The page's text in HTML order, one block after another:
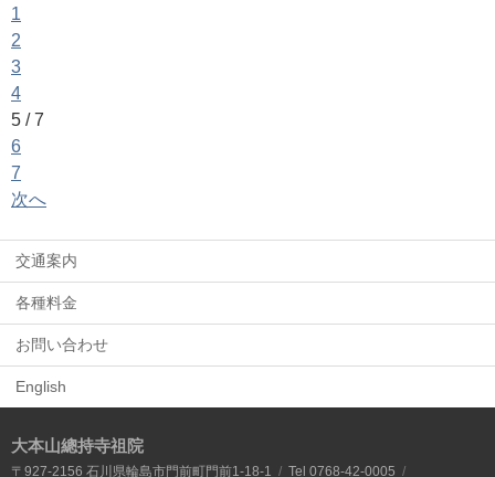
1
2
3
4
5 / 7
6
7
次へ
交通案内
各種料金
お問い合わせ
English
大本山總持寺祖院
〒927-2156 石川県輪島市門前町門前1-18-1 Tel 0768-42-0005